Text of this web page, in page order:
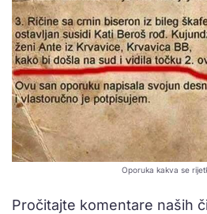
Oporuka kakva se
Pročitajte komentare naših